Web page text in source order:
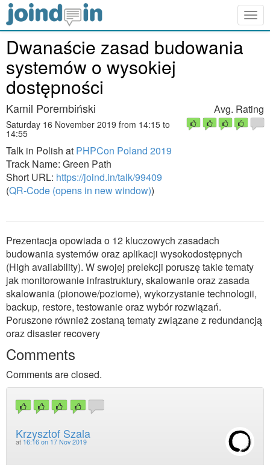
Dwanaście zasad budowania
systemów o wysokiej
dostępności
Kamil Porembiński
Saturday 16 November 2019 from 14:15 to
14:55
Talk in Polish at PHPCon Poland 2019
Track Name: Green Path
Short URL: https://joind.in/talk/99409
(QR-Code (opens in new window))
Avg. Rating
Prezentacja opowiada o 12 kluczowych zasadach
budowania systemów oraz aplikacji wysokodostępnych
(High availability). W swojej prelekcji poruszę takie tematy
jak monitorowanie infrastruktury, skalowanie oraz zasada
skalowania (pionowe/poziome), wykorzystanie technologii,
backup, restore, testowanie oraz wybór rozwiązań.
Poruszone również zostaną tematy związane z redundancją
oraz disaster recovery
Comments
Comments are closed.
Krzysztof Szala
at 16:16 on 17 Nov 2019